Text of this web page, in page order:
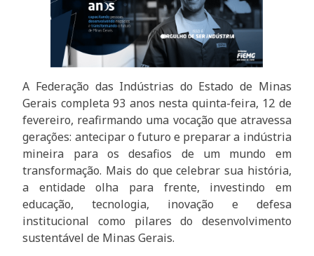
A Federação das Indústrias do Estado de Minas
Gerais completa 93 anos nesta quinta-feira, 12 de
fevereiro, reafirmando uma vocação que atravessa
gerações: antecipar o futuro e preparar a indústria
mineira para os desafios de um mundo em
transformação. Mais do que celebrar sua história,
a entidade olha para frente, investindo em
educação, tecnologia, inovação e defesa
institucional como pilares do desenvolvimento
sustentável de Minas Gerais.